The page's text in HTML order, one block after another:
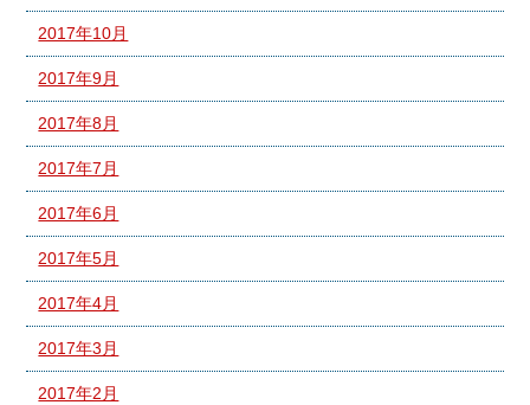
2017年10月
2017年9月
2017年8月
2017年7月
2017年6月
2017年5月
2017年4月
2017年3月
2017年2月